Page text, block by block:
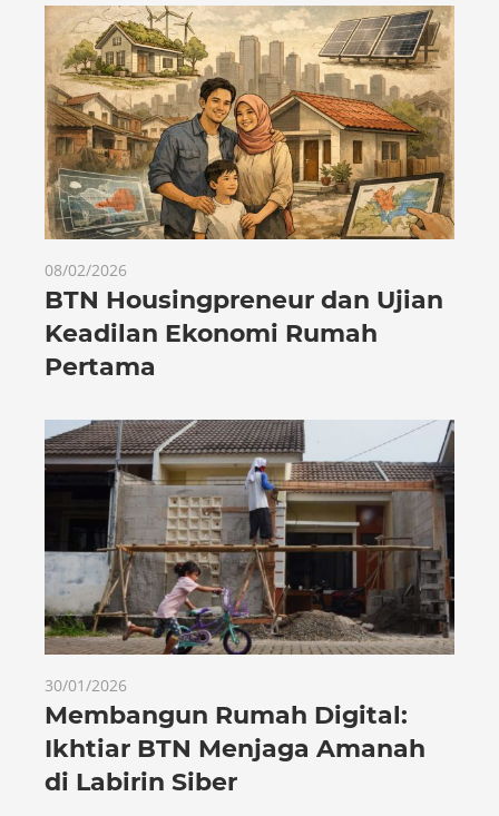
08/02/2026
BTN Housingpreneur dan Ujian
Keadilan Ekonomi Rumah
Pertama
30/01/2026
Membangun Rumah Digital:
Ikhtiar BTN Menjaga Amanah
di Labirin Siber